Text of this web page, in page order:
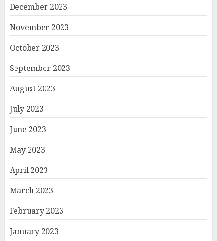
December 2023
November 2023
October 2023
September 2023
August 2023
July 2023
June 2023
May 2023
April 2023
March 2023
February 2023
January 2023